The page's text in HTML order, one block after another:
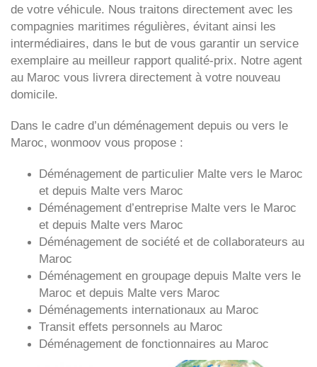
de votre véhicule. Nous traitons directement avec les
compagnies maritimes régulières, évitant ainsi les
intermédiaires, dans le but de vous garantir un service
exemplaire au meilleur rapport qualité-prix. Notre agent
au Maroc vous livrera directement à votre nouveau
domicile.
Dans le cadre d’un déménagement depuis ou vers le
Maroc, wonmoov vous propose :
Déménagement de particulier Malte vers le Maroc
et depuis Malte vers Maroc
Déménagement d’entreprise Malte vers le Maroc
et depuis Malte vers Maroc
Déménagement de société et de collaborateurs au
Maroc
Déménagement en groupage depuis Malte vers le
Maroc et depuis Malte vers Maroc
Déménagements internationaux au Maroc
Transit effets personnels au Maroc
Déménagement de fonctionnaires au Maroc